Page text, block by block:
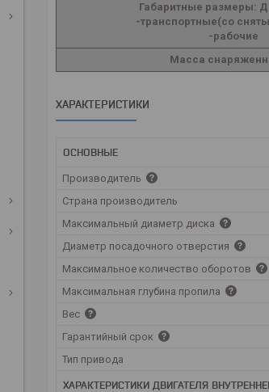
Габаритные размеры:
-транспортные(со
-рабочие
Масса
ХАРАКТЕРИСТИКИ
ОСНОВНЫЕ
Производитель
Страна производитель
Максимальный диаметр диска
Диаметр посадочного отверстия
Максимальное количество оборотов
Максимальная глубина пропила
Вес
Гарантийный срок
Тип привода
ХАРАКТЕРИСТИКИ ДВИГАТЕЛЯ